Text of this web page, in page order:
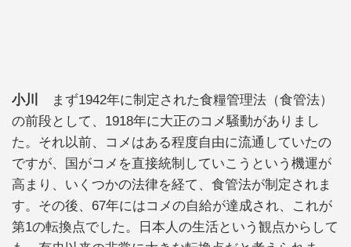
小川
まず1942年に制定された食糧管理法（食管法）
の前段として、1918年に大正のコメ騒動がありまし
た。それ以前、コメはある程度自由に流通していたの
ですが、国がコメを直接統制していこうという機運が
高まり、いくつかの法律を経て、食管法が制定されま
す。その後、67年にはコメの自給が達成され、これが
第1の転換点でした。日本人の生活という観点からして